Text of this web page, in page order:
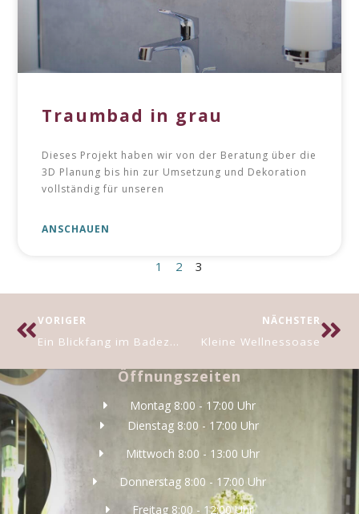
Traumbad in grau
Dieses Projekt haben wir von der Beratung über die
3D Planung bis hin zur Umsetzung und Dekoration
vollständig für unseren
ANSCHAUEN
1 2 3
VORIGER
Ein Blickfang im Badezimmer
NÄCHSTER
Kleine Wellnessoase
Öffnungszeiten
Montag 8:00 - 17:00 Uhr
Dienstag 8:00 - 17:00 Uhr
Mittwoch 8:00 - 13:00 Uhr
Donnerstag 8:00 - 17:00 Uhr
Freitag 8:00 - 12:00 Uhr